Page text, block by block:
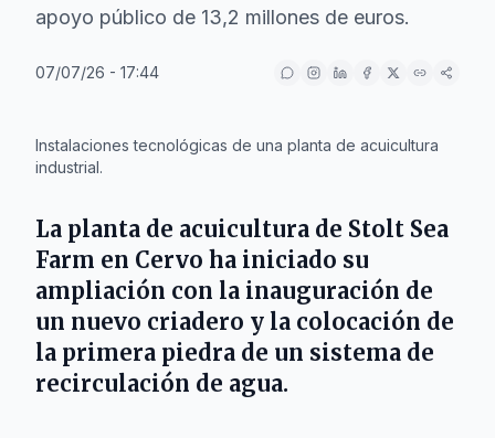
apoyo público de 13,2 millones de euros.
07/07/26 - 17:44
Instalaciones tecnológicas de una planta de acuicultura
industrial.
La planta de acuicultura de Stolt Sea
Farm en Cervo ha iniciado su
ampliación con la inauguración de
un nuevo criadero y la colocación de
la primera piedra de un sistema de
recirculación de agua.